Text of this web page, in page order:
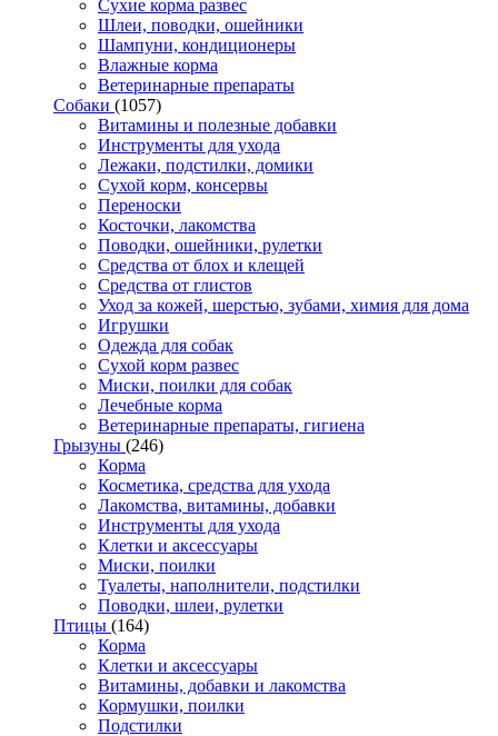
Сухие корма развес
Шлеи, поводки, ошейники
Шампуни, кондиционеры
Влажные корма
Ветеринарные препараты
Собаки (1057)
Витамины и полезные добавки
Инструменты для ухода
Лежаки, подстилки, домики
Сухой корм, консервы
Переноски
Косточки, лакомства
Поводки, ошейники, рулетки
Средства от блох и клещей
Средства от глистов
Уход за кожей, шерстью, зубами, химия для дома
Игрушки
Одежда для собак
Сухой корм развес
Миски, поилки для собак
Лечебные корма
Ветеринарные препараты, гигиена
Грызуны (246)
Корма
Косметика, средства для ухода
Лакомства, витамины, добавки
Инструменты для ухода
Клетки и аксессуары
Миски, поилки
Туалеты, наполнители, подстилки
Поводки, шлеи, рулетки
Птицы (164)
Корма
Клетки и аксессуары
Витамины, добавки и лакомства
Кормушки, поилки
Подстилки